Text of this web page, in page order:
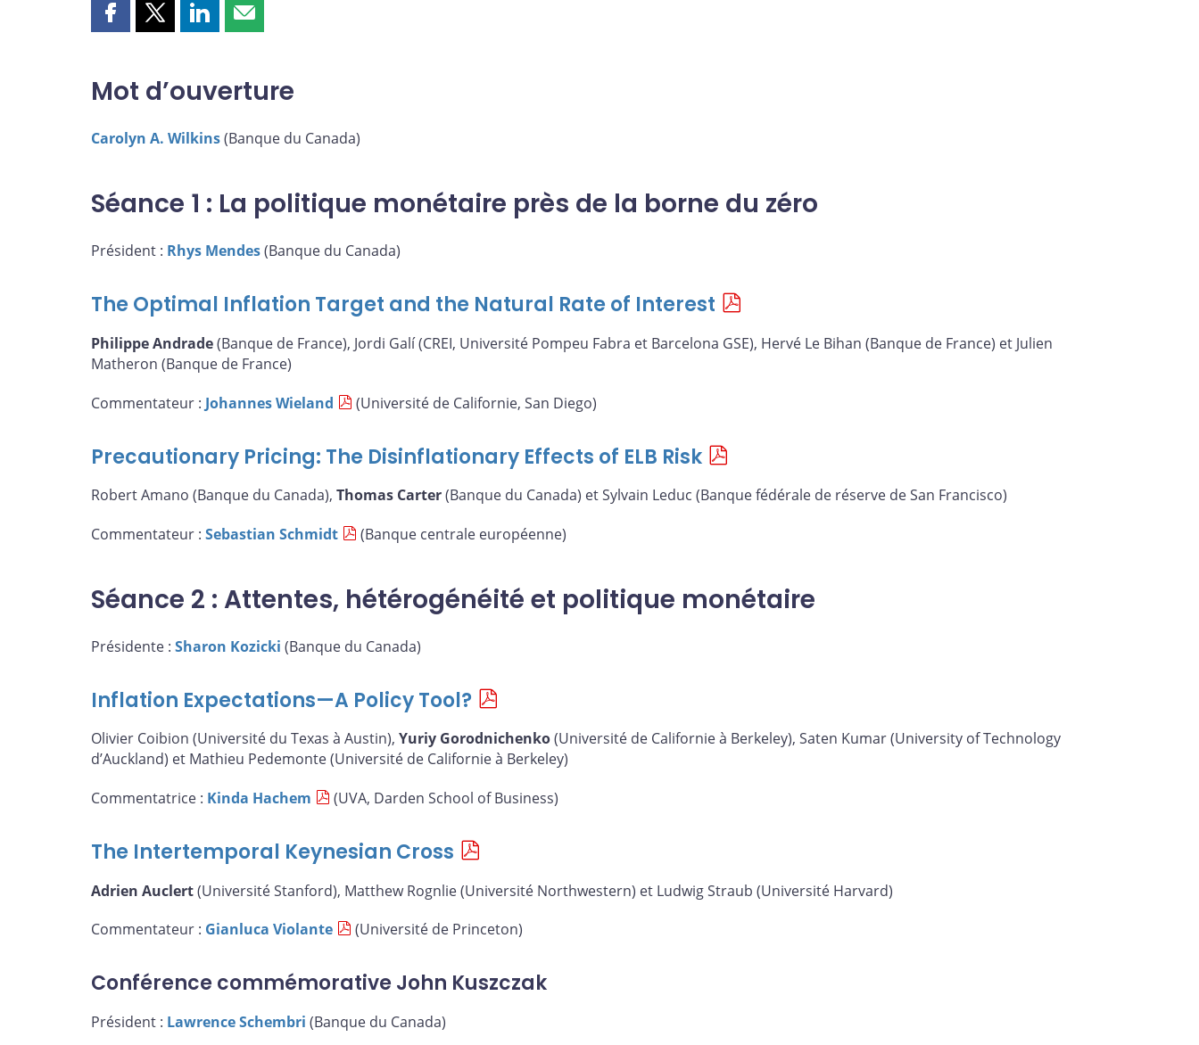
Partager
sur
Facebook
Partager
sur
X
Partager
sur
LinkedIn
Partager
par
courriel
Mot d’ouverture
Carolyn A. Wilkins(Banque du Canada)
Séance 1 : La politique monétaire près de la borne du zéro
Président : Rhys Mendes(Banque du Canada)
The Optimal Inflation Target and the Natural Rate of Interest
Philippe Andrade(Banque de France), Jordi Galí (CREI, Université Pompeu Fabra et Barcelona GSE), Hervé Le Bihan (Banque de France) et Julien
Matheron (Banque de France)
Commentateur : Johannes Wieland (Université de Californie, San Diego)
Precautionary Pricing: The Disinflationary Effects of ELB Risk
Robert Amano (Banque du Canada), Thomas Carter(Banque du Canada) et Sylvain Leduc (Banque fédérale de réserve de San Francisco)
Commentateur : Sebastian Schmidt (Banque centrale européenne)
Séance 2 : Attentes, hétérogénéité et politique monétaire
Présidente : Sharon Kozicki (Banque du Canada)
Inflation Expectations—A Policy Tool?
Olivier Coibion (Université du Texas à Austin), Yuriy Gorodnichenko(Université de Californie à Berkeley), Saten Kumar (University of Technology
d’Auckland) et Mathieu Pedemonte (Université de Californie à Berkeley)
Commentatrice : Kinda Hachem (UVA, Darden School of Business)
The Intertemporal Keynesian Cross
Adrien Auclert(Université Stanford), Matthew Rognlie (Université Northwestern) et Ludwig Straub (Université Harvard)
Commentateur : Gianluca Violante (Université de Princeton)
Conférence commémorative John Kuszczak
Président : Lawrence Schembri (Banque du Canada)